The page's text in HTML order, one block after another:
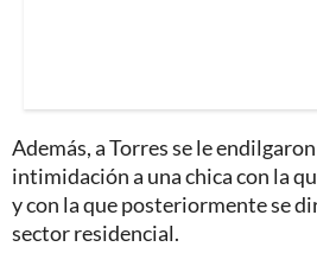
Además, a Torres se le
intimidación a una chica con la
y con la que posteriormente se
sector residencial.